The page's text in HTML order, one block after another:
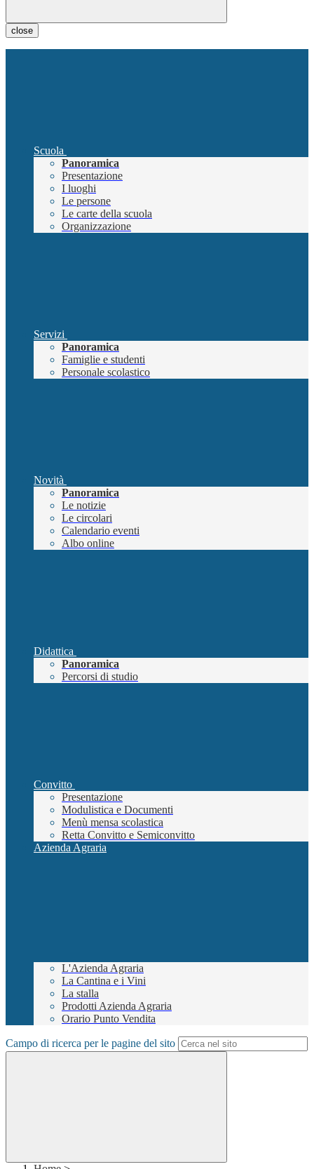
close
Scuola
Panoramica
Presentazione
I luoghi
Le persone
Le carte della scuola
Organizzazione
Servizi
Panoramica
Famiglie e studenti
Personale scolastico
Novità
Panoramica
Le notizie
Le circolari
Calendario eventi
Albo online
Didattica
Panoramica
Percorsi di studio
Convitto
Presentazione
Modulistica e Documenti
Menù mensa scolastica
Retta Convitto e Semiconvitto
Azienda Agraria
L'Azienda Agraria
La Cantina e i Vini
La stalla
Prodotti Azienda Agraria
Orario Punto Vendita
Campo di ricerca per le pagine del sito